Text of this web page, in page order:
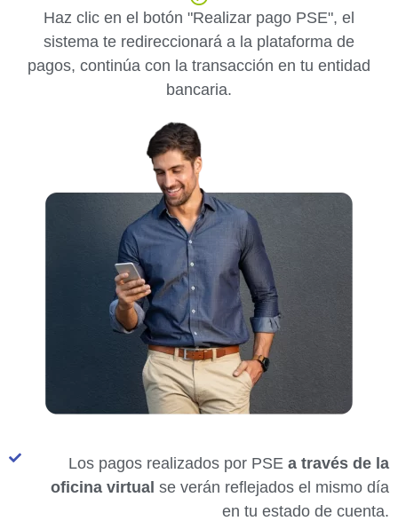
Haz clic en el botón "Realizar pago PSE", el
sistema te redireccionará a la plataforma de
pagos, continúa con la transacción en tu entidad
bancaria.
Los pagos realizados por PSE a través de la
oficina virtual se verán reflejados el mismo día
en tu estado de cuenta.